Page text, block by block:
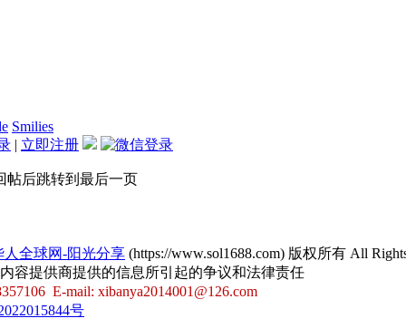
Smilies
| 立即注册
帖后跳转到最后一页
人全球网-阳光分享 (https://www.sol1688.com) 版权所有 All
容提供商提供的信息所引起的争议和法律责任
E-mail: xibanya2014001@126.com
号